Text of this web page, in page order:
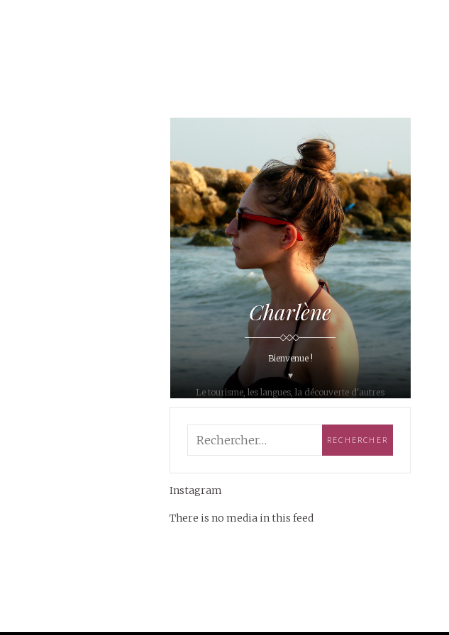
Charlène
Bienvenue !
♥
Le tourisme, les langues, la découverte d'autres
cultures... c'est ce qui m'anime depuis plusieurs
années.
Après avoir consacré mes études à différents
Sur mon blog, je vous partage mes voyages, mes
coups de cœur, ma magnifique année passée en
Colombie ainsi que mon dernier voyage à vélo en
Instagram
There is no media in this feed